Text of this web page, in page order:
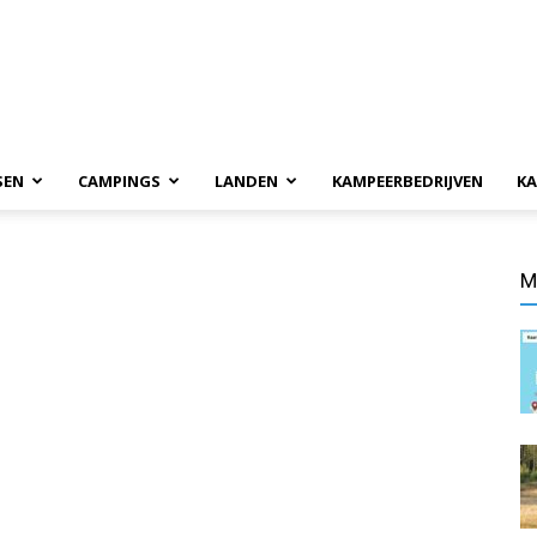
CAMPINGS LANDEN KAMPEERBEDRIJVEN